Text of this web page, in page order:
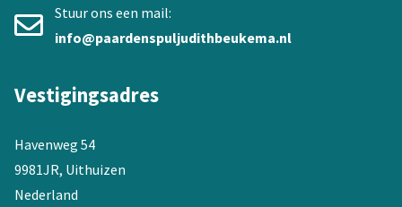
Stuur ons een mail:
info@paardenspuljudithbeukema.nl
Vestigingsadres
Havenweg 54
9981JR, Uithuizen
Nederland